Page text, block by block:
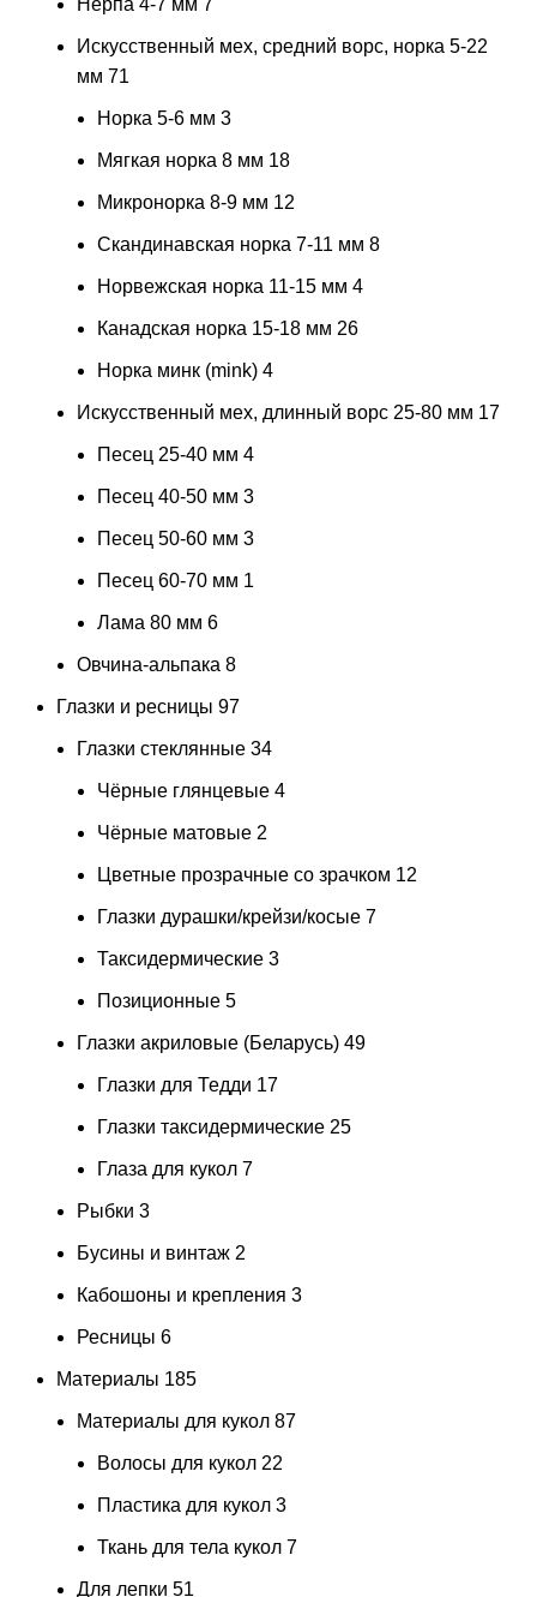
Искусственный мех, средний ворс, норка 5-22
мм 71
Норка 5-6 мм 3
Мягкая норка 8 мм 18
Микронорка 8-9 мм 12
Скандинавская норка 7-11 мм 8
Норвежская норка 11-15 мм 4
Канадская норка 15-18 мм 26
Норка минк (mink) 4
Искусственный мех, длинный ворс 25-80 мм 17
Песец 25-40 мм 4
Песец 40-50 мм 3
Песец 50-60 мм 3
Песец 60-70 мм 1
Лама 80 мм 6
Овчина-альпака 8
Глазки и ресницы 97
Глазки стеклянные 34
Чёрные глянцевые 4
Чёрные матовые 2
Цветные прозрачные со зрачком 12
Глазки дурашки/крейзи/косые 7
Таксидермические 3
Позиционные 5
Глазки акриловые (Беларусь) 49
Глазки для Тедди 17
Глазки таксидермические 25
Глаза для кукол 7
Рыбки 3
Бусины и винтаж 2
Кабошоны и крепления 3
Ресницы 6
Материалы 185
Материалы для кукол 87
Волосы для кукол 22
Пластика для кукол 3
Ткань для тела кукол 7
Для лепки 51